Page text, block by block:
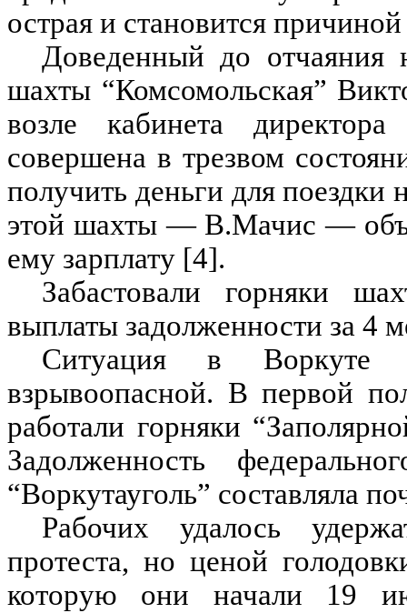
острая и становится
Доведенный до отчаяния
шахты “Комсомольская”
возле кабинета
совершена в трезвом
получить деньги для
этой шахты — В.Мачис —
ему зарплату [4].
Забастовали горняки
выплаты задолженности за 4
Ситуация в Воркуте
взрывоопасной. В первой
работали горняки
Задолженность
“Воркутауголь” составляла
Рабочих удалось
протеста, но ценой
которую они начали 19